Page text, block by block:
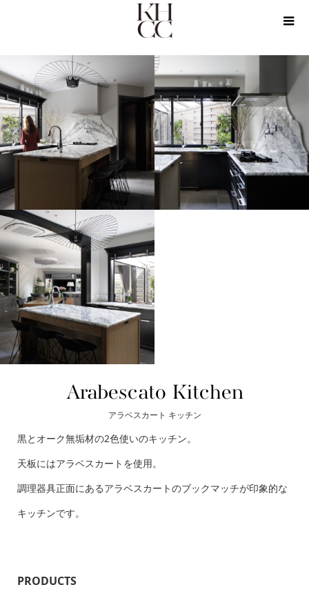
Arabescato Kitchen
Arabescato Kitchen
アラベスカート キッチン
黒とオーク無垢材の2色使いのキッチン。
天板にはアラベスカートを使用。
調理器具正面にあるアラベスカートのブックマッチが印象的な
キッチンです。
PRODUCTS